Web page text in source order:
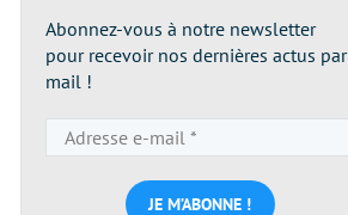
Abonnez-vous à notre newsletter
pour recevoir nos dernières actus par
mail !
e-
mail
*